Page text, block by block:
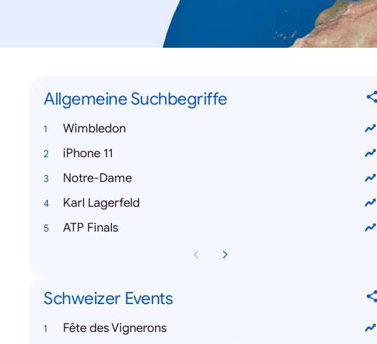
Allgemeine Suchbegriffe
Wimbledon
iPhone 11
Notre-Dame
Karl Lagerfeld
ATP Finals
Schweizer Events
Fête des Vignerons